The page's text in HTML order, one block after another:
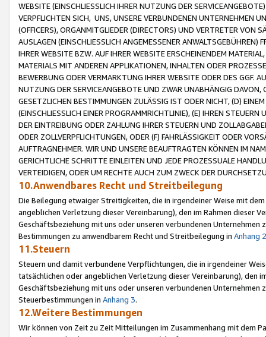
WEBSITE (EINSCHLIESSLICH IHRER NUTZUNG DER
VERPFLICHTEN SICH, UNS, UNSERE VERBUNDENEN UNTERNEHMEN
(OFFICERS), ORGANMITGLIEDER (DIRECTORS) UND VERTRETER VON
AUSLAGEN (EINSCHLIESSLICH ANGEMESSENER
IHRER WEBSITE BZW. AUF IHRER WEBSITE ERSCHEINENDEM
MATERIALS MIT ANDEREN APPLIKATIONEN, INHALTEN ODER
BEWERBUNG ODER VERMARKTUNG IHRER WEBSITE ODER DES GGF.
NUTZUNG DER SERVICEANGEBOTE UND ZWAR UNABHÄNGIG
GESETZLICHEN BESTIMMUNGEN ZULÄSSIG IST ODER NICHT, (D)
(EINSCHLIESSLICH EINER PROGRAMMRICHTLINIE), (E) IHREN
DER EINTREIBUNG ODER ZAHLUNG IHRER STEUERN UND
ODER ZOLLVERPFLICHTUNGEN, ODER (F) FAHRLÄSSIGKEIT ODER
AUFTRAGNEHMER. WIR UND UNSERE BEAUFTRAGTEN KÖNNEN IM
GERICHTLICHE SCHRITTE EINLEITEN UND JEDE PROZESSUALE
VERTEIDIGEN, ODER UM RECHTE AUCH ZUM ZWECK DER
10.Anwendbares Recht und Streitbeilegung
Die Beilegung etwaiger Streitigkeiten, die in irgendeiner Weise mit
angeblichen Verletzung dieser Vereinbarung), den im Rahmen dieser
Geschäftsbeziehung mit uns oder unseren verbundenen
Bestimmungen zu anwendbarem Recht und Streitbeilegung in Anhang 2
11.Steuern
Steuern und damit verbundene Verpflichtungen, die in irgendeiner
tatsächlichen oder angeblichen Verletzung dieser Vereinbarung), den
Geschäftsbeziehung mit uns oder unseren verbundenen
Steuerbestimmungen in Anhang 3.
12.Weitere Bestimmungen
Wir können von Zeit zu Zeit Mitteilungen im Zusammenhang mit dem